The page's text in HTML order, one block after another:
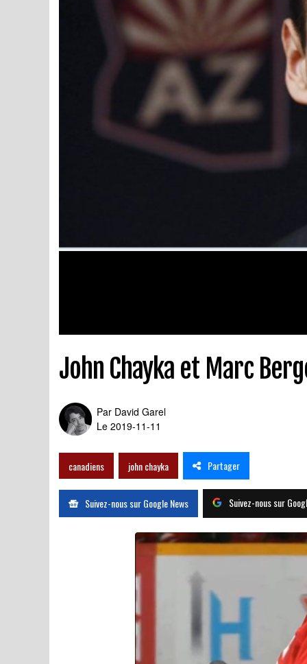
John Chayka et Marc
Par David Garel
Le 2019-11-11
canadiens john chayka Partager
Suivez-nous sur Google News Suivez-nous sur